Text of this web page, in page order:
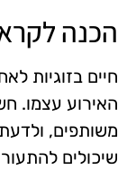
הכנה
חיים בזוגיות
האירוע עצמו.
משותפים,
שיכולים